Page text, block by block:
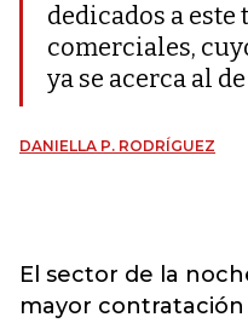
dedicados a
comerciales,
ya se acerca al
DANIELLA P. RODRÍGUEZ
El sector de la
mayor